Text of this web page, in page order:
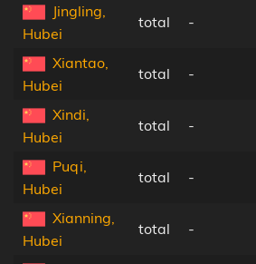
Jingling,
Hubei
total -
Xiantao,
Hubei
total -
Xindi,
Hubei
total -
Puqi,
Hubei
total -
Xianning,
Hubei
total -